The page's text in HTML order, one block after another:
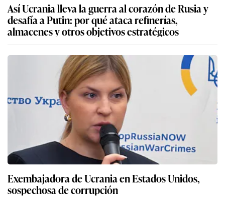
Así Ucrania lleva la guerra al corazón de Rusia y
desafía a Putin: por qué ataca refinerías,
almacenes y otros objetivos estratégicos
Exembajadora de Ucrania en Estados Unidos,
sospechosa de corrupción